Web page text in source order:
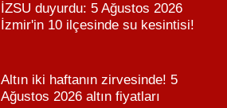
İZSU duyurdu: 5 Ağustos 2026
İzmir'in 10 ilçesinde su kesintisi!
Altın iki haftanın zirvesinde! 5
Ağustos 2026 altın fiyatları